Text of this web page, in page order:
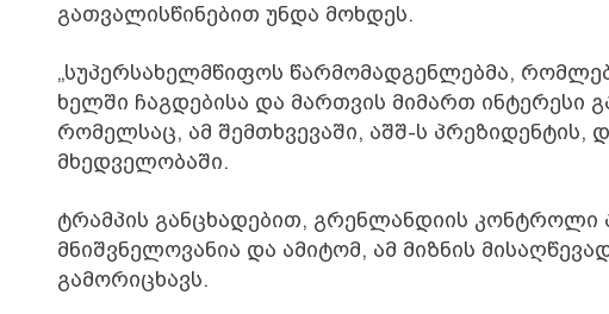
გათვალისწინებით უნდა მოხდეს.
„სუპერსახელმწიფოს წარმომადგენლებმა,
ხელში ჩაგდებისა და მართვის მიმართ ინტერესი
რომელსაც, ამ შემთხვევაში, აშშ-ს
მხედველობაში.
ტრამპის განცხადებით, გრენლანდიის კონტროლი
მნიშვნელოვანია და ამიტომ, ამ მიზნის
გამორიცხავს.